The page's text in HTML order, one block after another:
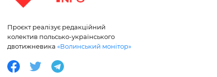
Проєкт реалізує редакційний
колектив польсько-українського
двотижневика «Волинський монітор»